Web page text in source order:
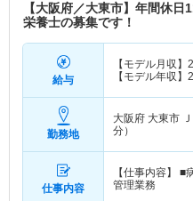
【大阪府／大東市】年間休
栄養士の募集です！
給与
【モデル月収】
【モデル年収】
勤務地
大阪府 大東市
分）
仕事内容
【仕事内容】
管理業務